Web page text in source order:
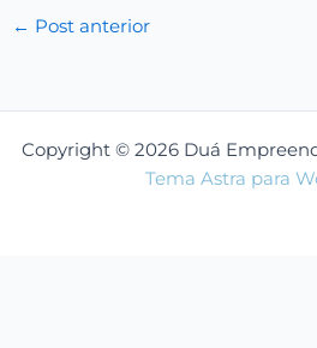
← Post anterior
Copyright © 2026 Duá
Tema Astra para